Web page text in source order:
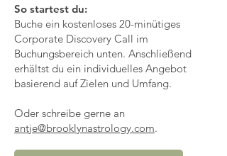
So startest du:
Buche ein kostenloses 20-minütiges
Corporate Discovery Call im
Buchungsbereich unten. Anschließend
erhältst du ein individuelles Angebot
basierend auf Zielen und Umfang.
Oder schreibe gerne an
antje@brooklynastrology.com.